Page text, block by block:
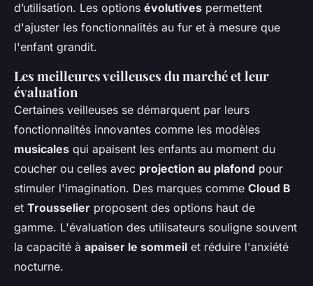
d’utilisation. Les options évolutives permettent
d'ajuster les fonctionnalités au fur et à mesure que
l'enfant grandit.
Les meilleures veilleuses du marché et leur
évaluation
Certaines veilleuses se démarquent par leurs
fonctionnalités innovantes comme les modèles
musicales qui apaisent les enfants au moment du
coucher ou celles avec projection au plafond pour
stimuler l'imagination. Des marques comme Cloud B
et Trousselier proposent des options haut de
gamme. L'évaluation des utilisateurs souligne souvent
la capacité à apaiser le sommeil et réduire l'anxiété
nocturne.